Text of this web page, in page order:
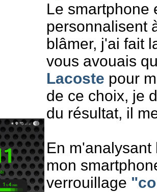
Le smartphone
personnalisent
blâmer, j'ai fait
vous avouais
Lacoste pour
de ce choix, je
du résultat, il
En
mon
verrouillage